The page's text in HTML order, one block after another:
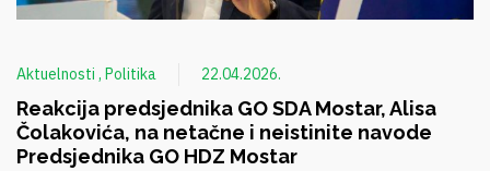
Aktuelnosti Politika 22.04.2026.
Reakcija predsjednika GO SDA Mostar, Alisa
Čolakovića, na netačne i neistinite navode
Predsjednika GO HDZ Mostar